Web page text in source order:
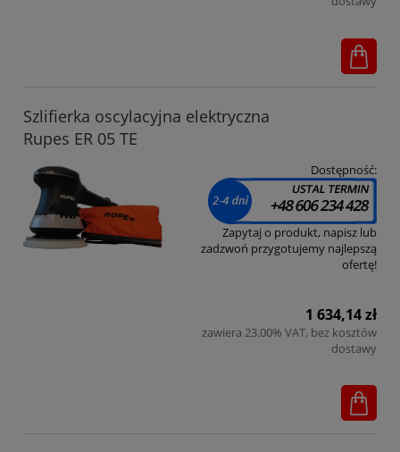
Szlifierka oscylacyjna elektryczna
Rupes ER 05 TE
Dostępność:
Zapytaj o produkt, napisz lub
zadzwoń przygotujemy najlepszą
ofertę!
1 634,14 zł
zawiera 23.00% VAT, bez kosztów
dostawy